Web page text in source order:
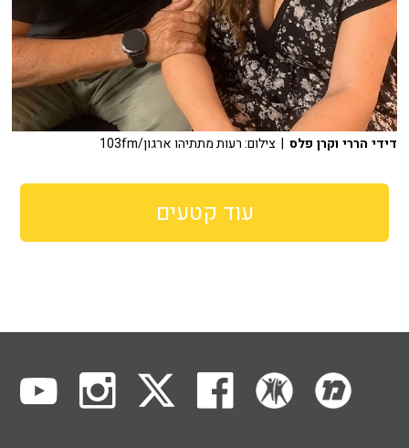
דידי הררי וקרן פלס | צילום: רעות מתתיהו ארגון/103fm
עוד קטעים